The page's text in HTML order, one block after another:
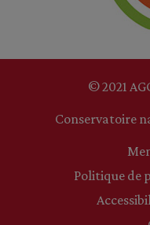
© 2021
Conservatoire
Politique de